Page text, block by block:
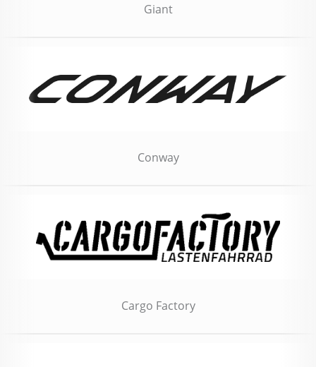
Giant
Conway
Cargo Factory